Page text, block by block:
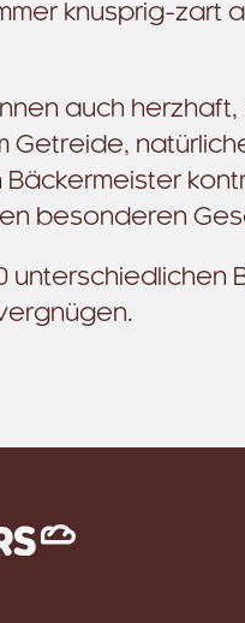
knusprig-zart
auch
Getreide,
besonderen